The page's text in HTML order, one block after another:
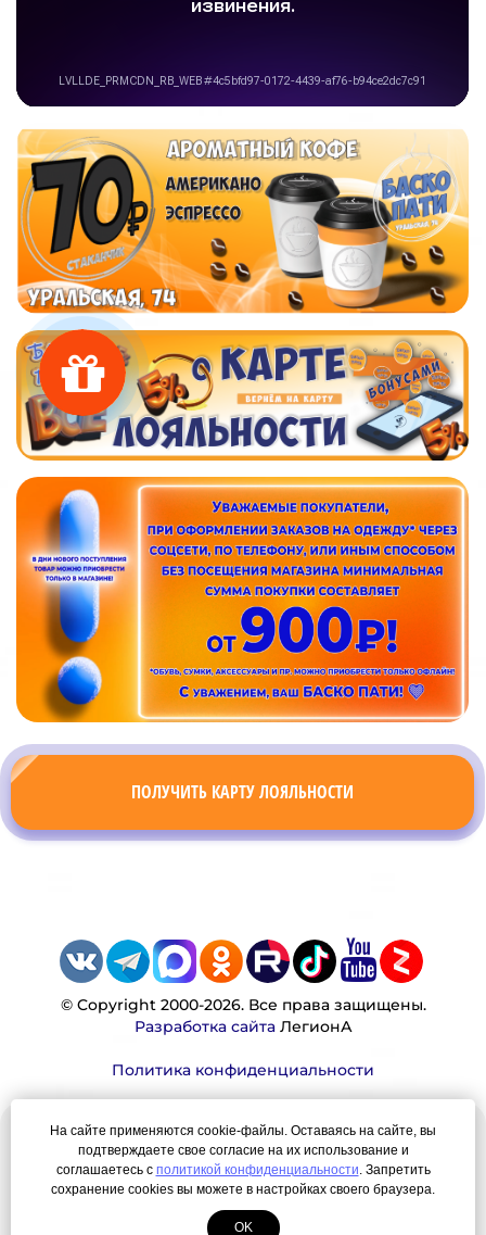
ПОЛУЧИТЬ КАРТУ ЛОЯЛЬНОСТИ
© Copyright 2000-2026. Все права защищены.
Разработка сайтаЛегионА
Политика конфиденциальности
Наша миссия:
Мы — честно, много, давно продаем вещи,
которые Вы ищете. Для нас главная ценность —
На сайте применяются cookie-файлы. Оставаясь на сайте, вы
подтверждаете свое согласие на их использование и
соглашаетесь с политикой конфиденциальности. Запретить
сохранение cookies вы можете в настройках своего браузера.
OK